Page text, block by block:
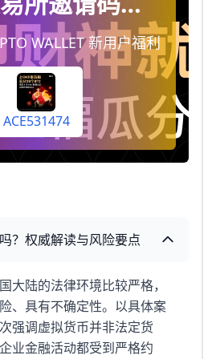
，注册时填
享受手续费返
每天自动到你
账户）
WALLET 新用户福利
ACE531474
？权威解读与风险要点
大陆的法律环境比较严格，
、具有不确定性。以具体案
强调虚拟货币并非法定货
业金融活动都受到严格约